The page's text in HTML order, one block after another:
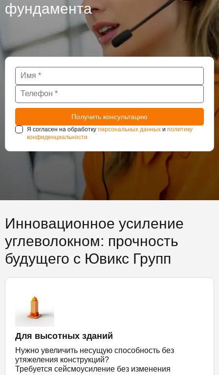
фундамента
Я согласен на обработку персональных данных и политику
конфиденциальности
Инновационное усиление
углеволокном: прочность
будущего с Ювикс Групп
Для высотных зданий
Нужно увеличить несущую способность без
утяжеления конструкций?
Требуется сейсмоусиление без изменения